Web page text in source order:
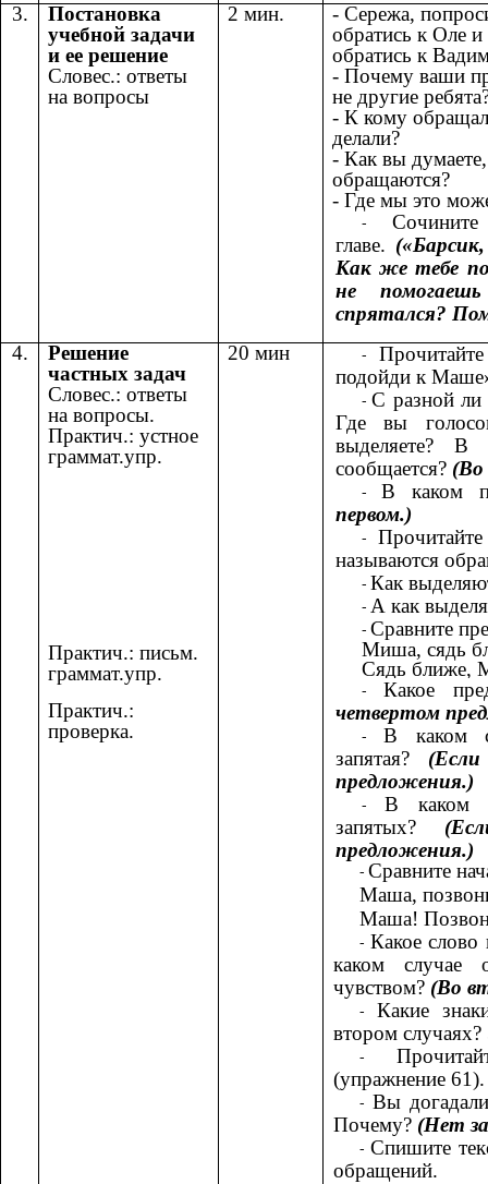
3.
Постановка
учебной задачи
и ее решение
Словес.: ответы
на вопросы
2 мин.
- Сережа,
обратись к Оле
обратись к
- Почему ваши
не другие
- К кому
делали?
- Как вы
обращаются?
- Где мы это
главе.
Как же тебе
не
спрятался?
4.
Решение
частных задач
Словес.: ответы
на вопросы.
Практич.: устное
граммат.упр.
Практич.: письм.
граммат.упр.
Практич.:
проверка.
20 мин
подойди к
С разной ли
Где вы
выделяете?
сообщается?(Во
В каком
первом.)
называются
Как
А как
Сравните
Миша, сядь
Сядь ближе,
Какое
четвертом
В каком
запятая?(Если
предложения.)
В каком
запятых?
предложения.)
Сравните
Маша,
Маша!
Какое
каком случае
чувством? (Во
Какие
втором случаях?
(упражнение 61).
Вы
Почему? (Нет
Спишите
обращений.